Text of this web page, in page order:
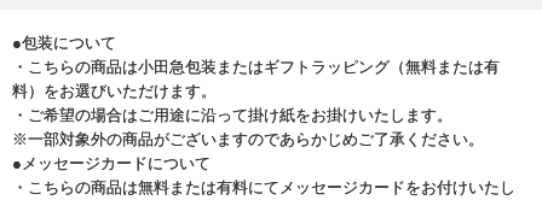
●包装について
・こちらの商品は小田急包装またはギフトラッピング（無料または有
料）をお選びいただけます。
・ご希望の場合はご用途に沿って掛け紙をお掛けいたします。
※一部対象外の商品がございますのであらかじめご了承ください。
●メッセージカードについて
・こちらの商品は無料または有料にてメッセージカードをお付けいたし